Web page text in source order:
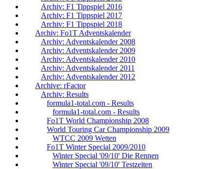
Archiv: F1 Tippspiel 2016
Archiv: F1 Tippspiel 2017
Archiv: F1 Tippspiel 2018
Archiv: Fo1T Adventskalender
Archiv: Adventskalender 2008
Archiv: Adventskalender 2009
Archiv: Adventskalender 2010
Archiv: Adventskalender 2011
Archiv: Adventskalender 2012
Archive: rFactor
Archiv: Results
formula1-total.com - Results
formula1-total.com - Results
Fo1T World Championship 2008
World Touring Car Championship 2009
WTCC 2009 Wetten
Fo1T Winter Special 2009/2010
Winter Special '09/10' Die Rennen
Winter Special '09/10' Testzeiten